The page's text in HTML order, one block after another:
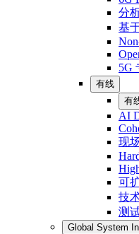
分
基
5G
有线
有
AI
现
可
技
测
Global System